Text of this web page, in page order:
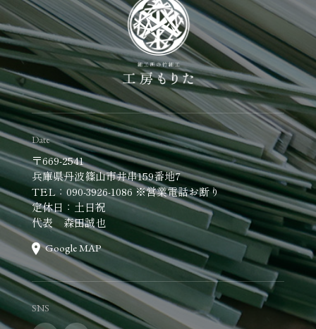
Date
〒669-2541
兵庫県丹波篠山市井串159番地7
TEL：090-3926-1086 ※営業電話お断り
定休日：土日祝
代表 森田誠也
Google MAP
SNS